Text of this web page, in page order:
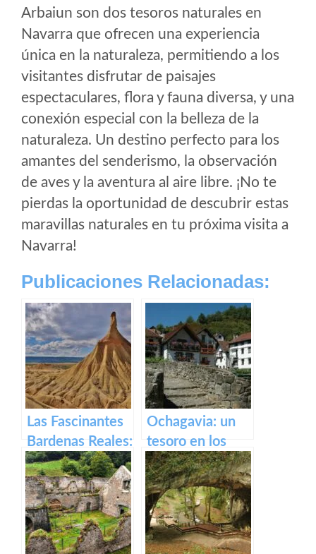
Arbaiun son dos tesoros naturales en
Navarra que ofrecen una experiencia
única en la naturaleza, permitiendo a los
visitantes disfrutar de paisajes
espectaculares, flora y fauna diversa, y una
conexión especial con la belleza de la
naturaleza. Un destino perfecto para los
amantes del senderismo, la observación
de aves y la aventura al aire libre. ¡No te
pierdas la oportunidad de descubrir estas
maravillas naturales en tu próxima visita a
Navarra!
Publicaciones Relacionadas:
Las Fascinantes
Bardenas Reales:
Un tesoro
natural en
España
Ochagavia: un
tesoro en los
Pirineos